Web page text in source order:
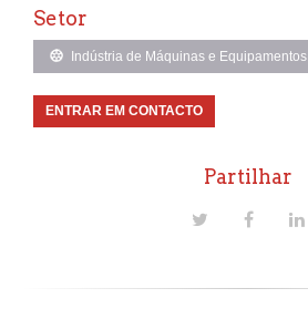
Setor
Indústria de Máquinas e Equipamentos
ENTRAR EM CONTACTO
Partilhar